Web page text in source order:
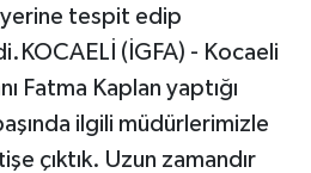
yerine tespit edip
(İGFA) - Kocaeli
Fatma Kaplan yaptığı
ilgili müdürlerimizle
çıktık. Uzun zamandır